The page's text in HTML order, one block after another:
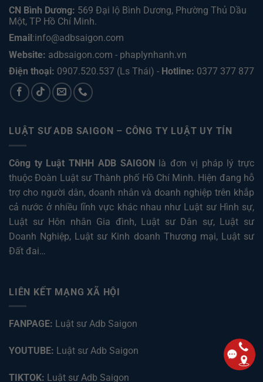
CN Bình Dương: 569 Đại lộ Bình Dương, Phường Thủ Dầu
Một, TP Hồ Chí Minh.
Email :info@adbsaigon.com
Website: adbsaigon.com - phaplynhanh.vn
Điện thoại: 0907.520.537 (Ls Thái) - Hotline: 0377 377 877
LUẬT SƯ ADB SAIGON – CÔNG TY LUẬT UY TÍN
Công ty Luật TNHH ADB SAIGONlà đơn vị pháp lý trực
thuộc Đoàn Luật sư Thành phố Hồ Chí Minh. Hiện đang hỗ
trợ cho người dân, doanh nhân và doanh nghiệp trên khắp
cả nước ở nhiều lĩnh vực khác nhau như Luật sư Hình sự,
Luật sư Hôn nhân Gia đình, Luật sư Dân sự, Luật sư
Doanh Nghiệp, Luật sư Kinh doanh Thương mại, Luật sư
Đất đai…
LIÊN KẾT MẠNG XÃ HỘI
FANPAGE: Luật sư Adb Saigon
YOUTUBE: Luật sư Adb Saigon
TIKTOK: Luật sư Adb Saigon